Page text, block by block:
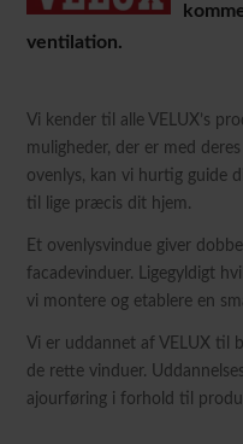
ventilation.
Vi kender til alle VELUX’s
muligheder, der er med
ovenlys, kan vi hurtig guide
til lige præcis dit hjem.
Et ovenlysvindue giver
facadevinduer. Ligegyldigt
vi montere og etablere en
Vi er uddannet af VELUX til
de rette vinduer.
ajourføring i forhold til